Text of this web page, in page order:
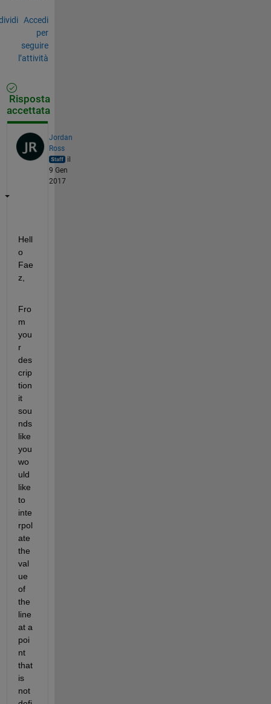
Accedi
per
seguire
l’attività
Risposta
accettata
Jordan
Ross
il
9 Gen
2017
Hell
o
Fae
z,
Fro
m
you
r
des
crip
tion
it
sou
nds
like
you
wo
uld
like
to
inte
rpol
ate
the
val
ue
of
the
line
at a
poi
nt
that
is
not